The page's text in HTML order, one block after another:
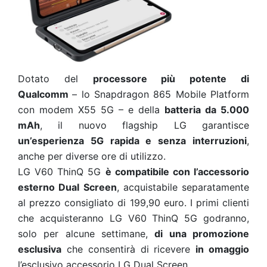
Dotato del processore più potente di
Qualcomm– lo Snapdragon 865 Mobile Platform
con modem X55 5G – e della batteria da 5.000
mAh, il nuovo flagship LG garantisce
un’esperienza 5G rapida e senza interruzioni,
anche per diverse ore di utilizzo.
LG V60 ThinQ 5G è compatibile con l’accessorio
esterno Dual Screen, acquistabile separatamente
al prezzo consigliato di 199,90 euro. I primi clienti
che acquisteranno LG V60 ThinQ 5G godranno,
solo per alcune settimane,di una promozione
esclusiva che consentirà di ricevere in omaggio
l’esclusivo accessorio LG Dual Screen.